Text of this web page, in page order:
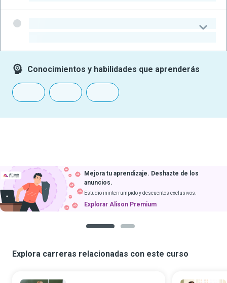
Conocimientos y habilidades que aprenderás
Mejora tu aprendizaje. Deshazte de los
anuncios.
Estudio ininterrumpido y descuentos exclusivos.
Explorar Alison Premium
Explora carreras relacionadas con este curso